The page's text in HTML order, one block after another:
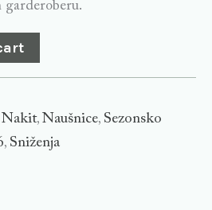
garderoberu.
Nakit, Naušnice, Sezonsko
, Sniženja